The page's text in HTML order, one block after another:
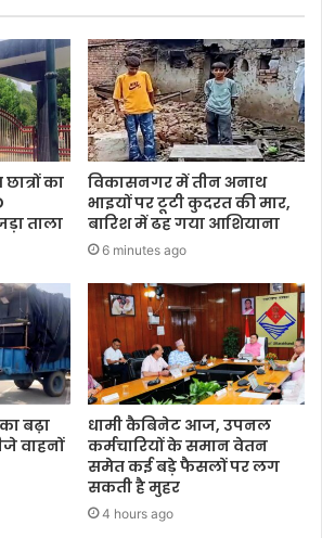
का
ताला
विकासनगर में तीन अनाथ
भाइयों पर टूटी कुदरत की मार,
बारिश में ढह गया आशियाना
6 minutes ago
बढ़ा
वाहनों
धामी कैबिनेट आज, उपनल
कर्मचारियों के समान वेतन
समेत कई बड़े फैसलों पर लग
सकती है मुहर
4 hours ago